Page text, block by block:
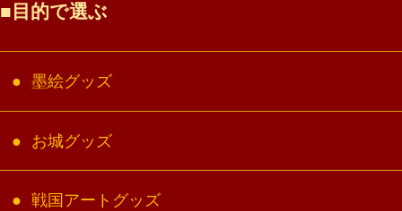
目的で選ぶ
墨絵グッズ
お城グッズ
戦国アートグッズ